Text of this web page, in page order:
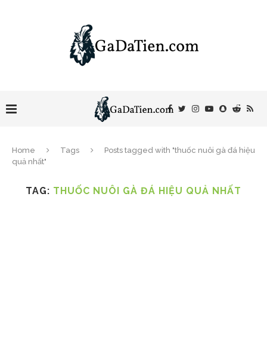
Home Tags
Posts tagged with "thuốc nuôi gà đá hiệu
quả nhất"
TAG: THUỐC NUÔI GÀ ĐÁ HIỆU QUẢ NHẤT